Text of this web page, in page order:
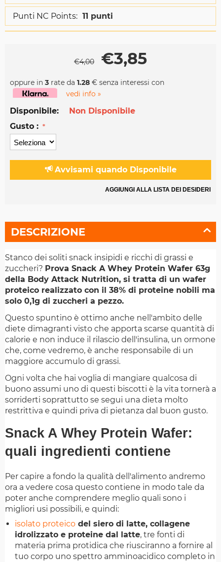
Punti NC Points: 11 punti
€4,00 €3,85
oppure in 3 rate da 1.28 € senza interessi con
vedi info »
Disponibile:
Non Disponibile
Gusto :
Avvisami quando Disponibile
AGGIUNGI ALLA LISTA DEI DESIDERI
DESCRIZIONE
Stanco dei soliti snack insipidi e ricchi di grassi e
zuccheri? Prova Snack A Whey Protein Wafer 63g
della Body Attack Nutrition, si tratta di un wafer
proteico realizzato con il 38% di proteine nobili ma
solo 0,1g di zuccheri a pezzo.
Questo spuntino è ottimo anche nell'ambito delle
diete dimagranti visto che apporta scarse quantità di
calorie e non induce il rilascio dell'insulina, un ormone
che, come vedremo, è anche responsabile di un
maggiore accumulo di grassi.
Ogni volta che hai voglia di mangiare qualcosa di
buono assumi uno di questi biscotti è la vita tornerà a
sorriderti soprattutto se segui una dieta molto
restrittiva e quindi priva di pietanza dal buon gusto.
Snack A Whey Protein Wafer:
quali ingredienti contiene
Per capire a fondo la qualità dell'alimento andremo
ora a vedere cosa questo contiene in modo tale da
poter anche comprendere meglio quali sono i
migliori usi possibili, e quindi:
isolato proteico del siero di latte, collagene
idrolizzato e proteine dal latte, tre fonti di
materia prima protidica che riusciranno a fornire al
tuo corpo uno spettro amminoacidico completo in